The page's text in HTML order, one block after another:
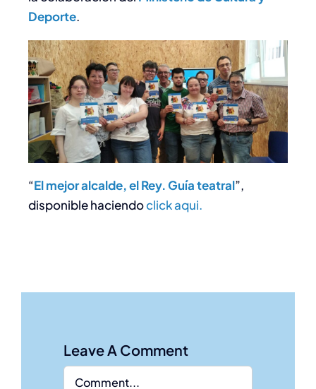
Deporte.
“El mejor alcalde, el Rey. Guía teatral”,
disponible haciendoclick aqui.
Leave A Comment
Comment